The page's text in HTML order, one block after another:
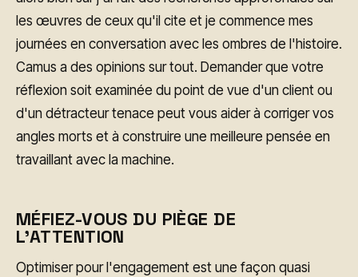
les œuvres de ceux qu'il cite et je commence mes
journées en conversation avec les ombres de l'histoire.
Camus a des opinions sur tout. Demander que votre
réflexion soit examinée du point de vue d'un client ou
d'un détracteur tenace peut vous aider à corriger vos
angles morts et à construire une meilleure pensée en
travaillant avec la machine.
MÉFIEZ-VOUS DU PIÈGE DE
L'ATTENTION
Optimiser pour l'engagement est une façon quasi